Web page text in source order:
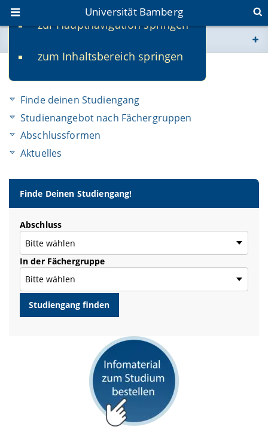
zur Hauptnavigation springen
zum Inhaltsbereich springen
Universität Bamberg
www.uni-bamberg.de
fis.uni-bamberg.de
Studienangebot
Finde deinen Studiengang
Studienangebot nach Fächergruppen
Abschlussformen
Aktuelles
Finde Deinen Studiengang!
Abschluss
In der Fächergruppe